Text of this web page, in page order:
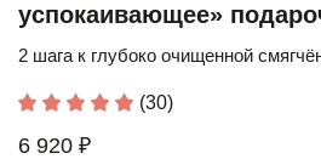
успокаивающее»
юбилейный набор
2 шага к глубоко очищенной
(30)
6 920 ₽